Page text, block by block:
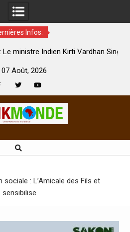
Infos:
Indien Kirti Vardhan Singh à
07 Août, 2026
: L’Amicale des Fils et
sensibilise